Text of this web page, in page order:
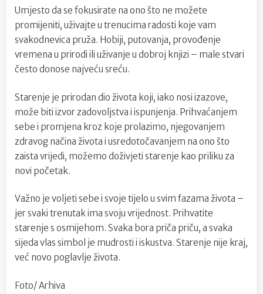
Umjesto da se fokusirate na ono što ne možete
promijeniti, uživajte u trenucima radosti koje vam
svakodnevica pruža. Hobiji, putovanja, provođenje
vremena u prirodi ili uživanje u dobroj knjizi – male stvari
često donose najveću sreću.
Starenje je prirodan dio života koji, iako nosi izazove,
može biti izvor zadovoljstva i ispunjenja. Prihvaćanjem
sebe i promjena kroz koje prolazimo, njegovanjem
zdravog načina života i usredotočavanjem na ono što
zaista vrijedi, možemo doživjeti starenje kao priliku za
novi početak.
Važno je voljeti sebe i svoje tijelo u svim fazama života –
jer svaki trenutak ima svoju vrijednost. Prihvatite
starenje s osmijehom. Svaka bora priča priču, a svaka
sijeda vlas simbol je mudrosti i iskustva. Starenje nije kraj,
već novo poglavlje života.
Foto/ Arhiva